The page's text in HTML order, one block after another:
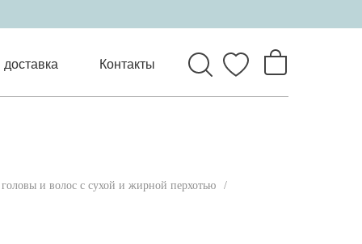
Контакты
и волос с сухой и жирной перхотью
/